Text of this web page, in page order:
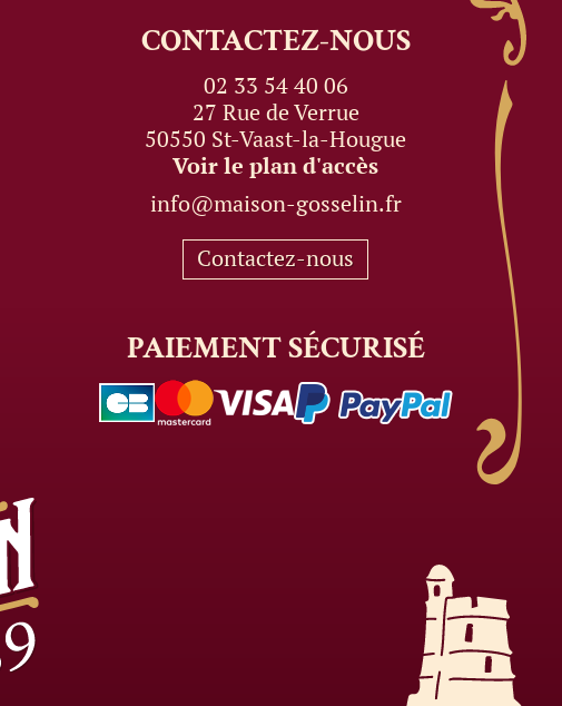
CONTACTEZ-NOUS
02 33 54 40 06
27 Rue de Verrue
50550 St-Vaast-la-Hougue
Voir le plan d'accès
info@maison-gosselin.fr
Contactez-nous
PAIEMENTSÉCURISÉ